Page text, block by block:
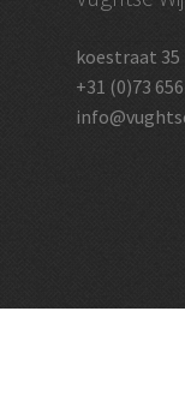
koestraat 35
+31 (0)73